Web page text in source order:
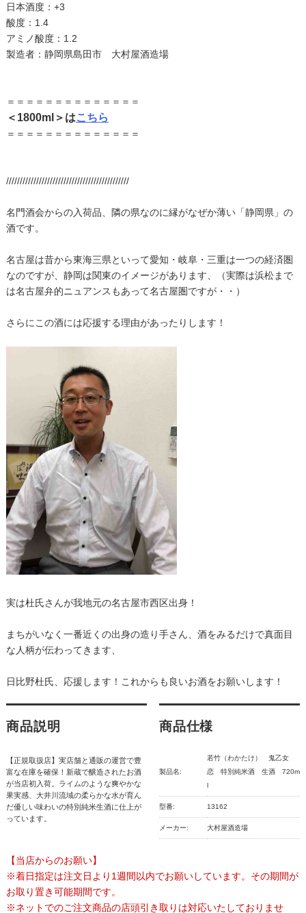
日本酒度：+3
酸度：1.4
アミノ酸度：1.2
製造者：静岡県島田市 大村屋酒造場
＝＝＝＝＝＝＝＝＝＝＝＝＝＝
＜1800ml＞はこちら
＝＝＝＝＝＝＝＝＝＝＝＝＝＝
/////////////////////////////////////////////
名門酒会からの入荷品、隣の県なのに縁がなぜか薄い「静岡県」の
酒です。
名古屋は昔から東海三県といって愛知・岐阜・三重は一つの経済圏
なのですが、静岡は関東のイメージがあります、（実際は浜松まで
は名古屋弁的ニュアンスもあって名古屋圏ですが・・）
さらにこの酒には応援する理由があったりします！
実は杜氏さんが我地元の名古屋市西区出身！
まちがいなく一番近くの出身の造り手さん、酒をみるだけで真面目
な人柄が伝わってきます、
日比野杜氏、応援します！これからも良いお酒をお願いします！
商品説明
【正規取扱店】実店舗と通販の運営で豊
富な在庫を確保！新蔵で醸造されたお酒
が当店初入荷。ライムのような爽やかな
果実感、大井川流域の柔らかな水が育ん
だ優しい味わいの特別純米生酒に仕上が
っています。
商品仕様
製品名:
若竹（わかたけ） 鬼乙女
恋 特別純米酒 生酒 720m
l
型番: 13162
メーカー: 大村屋酒造場
【当店からのお願い】
※着日指定は注文日より1週間以内でお願いしています。その期間が
お取り置き可能期間です。
※ネットでのご注文商品の店頭引き取りは対応いたしておりませ